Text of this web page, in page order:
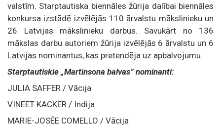
valstīm. Starptautiska biennāles žūrija dalībai biennāles
konkursa izstādē izvēlējās 110 ārvalstu mākslinieku un
26 Latvijas mākslinieku darbus. Savukārt no 136
mākslas darbu autoriem žūrija izvēlējās 6 ārvalstu un 6
Latvijas nominantus, kas pretendēja uz apbalvojumu.
Starptautiskie „Martinsona balvas” nominanti:
JULIA SAFFER / Vācija
VINEET KACKER / Indija
MARIE-JOSÉE COMELLO / Vācija